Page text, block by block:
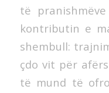
të
kontributin e
shembull:
çdo vit për
të mund të